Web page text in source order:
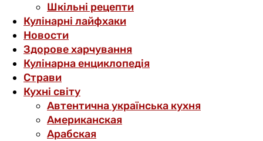
Шкільні рецепти
Кулінарні лайфхаки
Новости
Здорове харчування
Кулінарна енциклопедія
Страви
Кухні світу
Автентична українська кухня
Американская
Арабская